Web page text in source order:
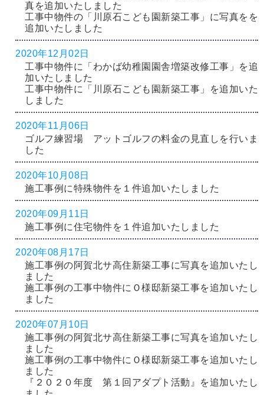
真を追加いたしました
工事中物件の「川原石こども園新築工事」に写真をを
追加いたしました
2020年12月02日
工事中物件に「わかば幼稚園園舎増築改修工事」を追
加いたしました
工事中物件に「川原石こども園新築工事」を追加いた
しました
2020年11月06日
ゴルフ練習場 アットゴルフの料金の見直しを行いま
した
2020年10月08日
施工事例に特殊物件を１件追加いたしました
2020年09月11日
施工事例に住宅物件を１件追加いたしました
2020年08月17日
施工事例の阿賀北サ高住新築工事に写真を追加いたし
ました
施工事例の工事中物件にＯ様邸新築工事を追加いたし
ました
2020年07月10日
施工事例の阿賀北サ高住新築工事に写真を追加いたし
ました
施工事例の工事中物件にＯ様邸新築工事を追加いたし
ました
『２０２０年度 第１回アダプト活動』を追加いたし